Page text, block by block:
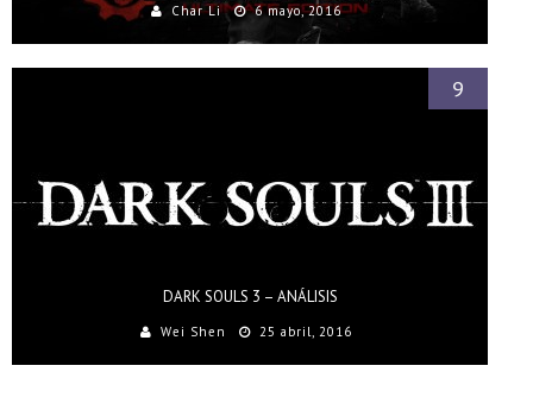
Char Li 6 mayo, 2016
DARK SOULS 3 – ANÁLISIS
Wei Shen 25 abril, 2016
9